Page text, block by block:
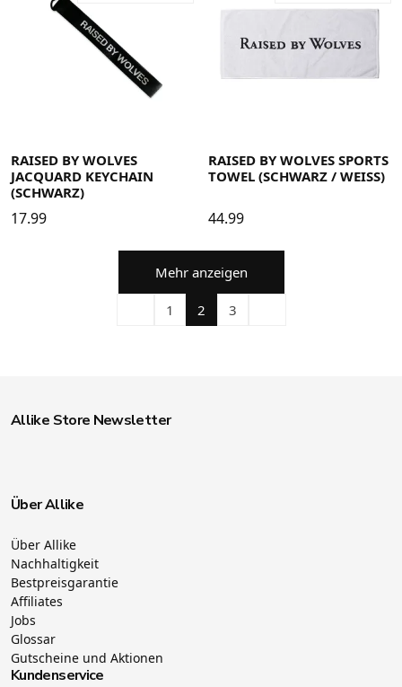
RAISED BY WOLVES
JACQUARD KEYCHAIN
(SCHWARZ)
17.99
RAISED BY WOLVES SPORTS
TOWEL (SCHWARZ / WEISS)
44.99
Mehr anzeigen
1 2 3
Allike Store Newsletter
Über Allike
Über Allike
Nachhaltigkeit
Bestpreisgarantie
Affiliates
Jobs
Glossar
Gutscheine und Aktionen
Kundenservice